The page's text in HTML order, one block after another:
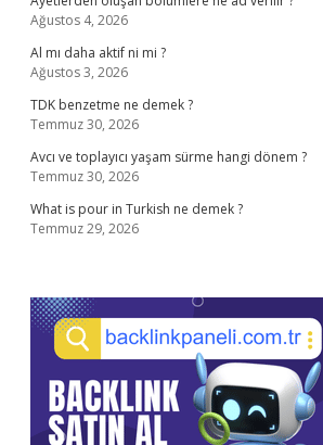
Ağustos 4, 2026
Al mı daha aktif ni mi ?
Ağustos 3, 2026
TDK benzetme ne demek ?
Temmuz 30, 2026
Avcı ve toplayıcı yaşam sürme hangi dönem ?
Temmuz 30, 2026
What is pour in Turkish ne demek ?
Temmuz 29, 2026